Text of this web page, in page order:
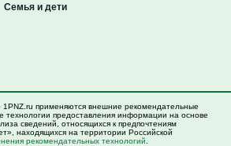
Семья и дети
применяются внешние рекомендательные
технологии предоставления информации на основе
сведений, относящихся к предпочтениям
находящихся на территории Российской
рекомендательных технологий